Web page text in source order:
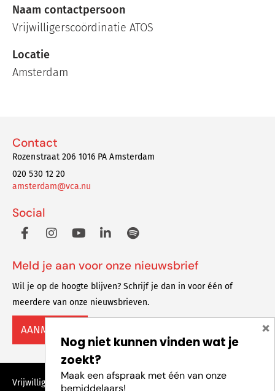
Naam contactpersoon
Vrijwilligerscoördinatie ATOS
Locatie
Amsterdam
Contact
Rozenstraat 206 1016 PA Amsterdam
020 530 12 20
amsterdam@vca.nu
Social
Meld je aan voor onze nieuwsbrief
Wil je op de hoogte blijven? Schrijf je dan in voor één of
meerdere van onze nieuwsbrieven.
AANMELDEN
Vrijwilligers Centrale Amsterdam © 2023 Alle rechten
Nog niet kunnen vinden wat je
zoekt?
Maak een afspraak met één van onze
bemiddelaars!
×